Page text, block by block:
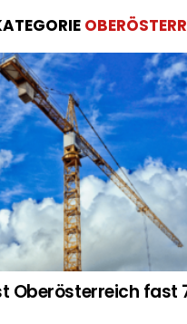
Oberösterreich fast